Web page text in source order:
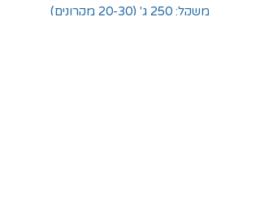
משקל: 250 ג' (20-30 מקרונים)